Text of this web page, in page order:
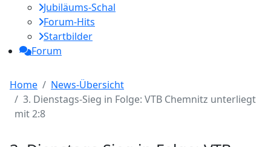
Jubiläums-Schal
Forum-Hits
Startbilder
Forum
Home
News-Übersicht
3. Dienstags-Sieg in Folge: VTB Chemnitz unterliegt
mit 2:8